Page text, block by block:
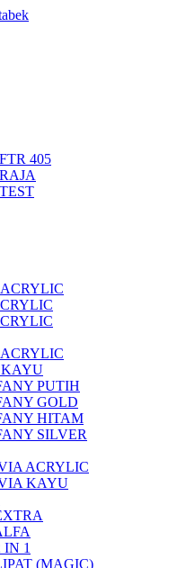
405
KAYU
PUTIH
GOLD
HITAM
SILVER
ACRYLIC
KAYU
1
(MAGIC)